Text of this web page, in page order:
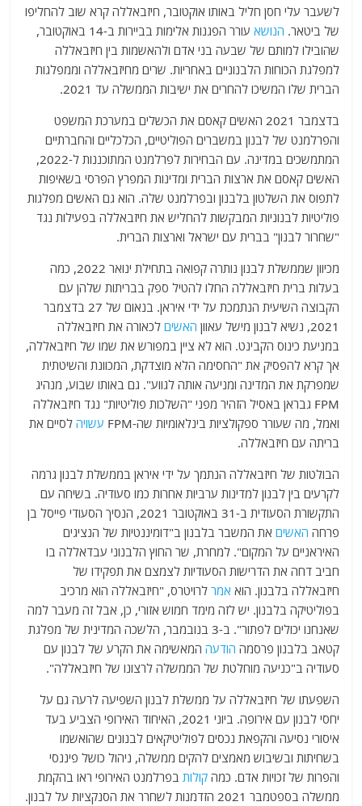
לשעבר עלי חסן חליל באותו אוקטובר, חיזבאללה קרא שוב להחליפו
של ביטאר. הנושא
עורר הפגנות אלימות בביירות ב-14 באוקטובר,
שהובילו למותם של שבעה בני אדם ולהאשמות בין חיזבאללה
למפלגת הכוחות הלבנוניים באחריות. שרים מחיזבאללה וממפלגות
הברית שלו המשיכו להחרים את ישיבות הממשלה עד 2021.
בדצמבר 2021 האשים קאסם את הכשלים במערכת המשפט
והפרלמנט של לבנון במשברים הפוליטיים, הכלכליים והחברתיים
המתמשכים במדינה. עם הבחירות לפרלמנט המתוכננות ל-2022,
האשים קאסם את ארצות הברית ומדינות המפרץ הפרסי בשאיפות
לתפוס את השלטון בלבנון ובפרלמנט שלה. הוא גם האשים מפלגות
פוליטיות לבנוניות המבקשות להחליש את חיזבאללה בפעילות נגד
"שחרור לבנון" בברית עם ישראל וארצות הברית.
מכיוון שממשלת לבנון נותרה קפואה בתחילת ינואר 2022, כמה
בעלות ברית חיזבאללה החלו להטיל ספק בבריתות שלהן עם
הקבוצה השיעית הנתמכת על ידי איראן. בנאום של 27 בדצמבר
2021, נשיא לבנון מישל עאוון
האשים לכאורה את חיזבאללה
במניעת כינוס הקבינט. הוא לא ציין במפורש את שמו של חיזבאללה,
אך קרא להפסיק את "החסימה הלא מוצדקת, המכוונת והשיטתית
שמפרקת את המדינה ומניעה אותה לגווע". גם באותו שבוע, מנהיג
FPM גבראן באסיל הזהיר מפני "השלכות פוליטיות" נגד חיזבאללה
ואמל, מה שעורר ספקולציות בינלאומיות שה-FPM
עשויה לסיים את
בריתה עם חיזבאללה.
הבולטות של חיזבאללה הנתמך על ידי איראן בממשלת לבנון גרמה
לקרעים בין לבנון למדינות ערביות אחרות כמו סעודיה. בשיחה עם
התקשורת הסעודית ב-31 באוקטובר 2021, הנסיך הסעודי פייסל בן
פרחה האשים את המשבר בלבנון ב"דומיננטיות של הנציגים
האיראניים על המקום". למחרת, שר החוץ הלבנוני עבדאללה בו
חביב דחה את הדרישות הסעודיות לצמצם את תפקידו של
חיזבאללה בלבנון. הוא אמר לרויטרס, "חיזבאללה הוא מרכיב
בפוליטיקה בלבנון. יש לזה מימד חמוש אזורי, כן, אבל זה מעבר למה
שאנחנו יכולים לפתור". ב-3 בנובמבר, הלשכה המדינית של מפלגת
קטאב בלבנון פרסמה הודעה המאשימה את הקרע של לבנון עם
סעודיה ב"כניעה מוחלטת של הממשלה לרצונו של חיזבאללה".
השפעתו של חיזבאללה על ממשלת לבנון השפיעה לרעה גם על
יחסי לבנון עם אירופה. ביוני 2021, האיחוד האירופי הצביע בעד
איסורי נסיעה והקפאת נכסים לפוליטיקאים לבנונים שהואשמו
בשחיתות ובשיבוש מאמצים להקים ממשלה, ניהול כושל פיננסי
והפרות של זכויות אדם. כמהקולות בפרלמנט האירופי ראו בהקמת
ממשלה בספטמבר 2021 הזדמנות לשחרר את הסנקציות על לבנון.